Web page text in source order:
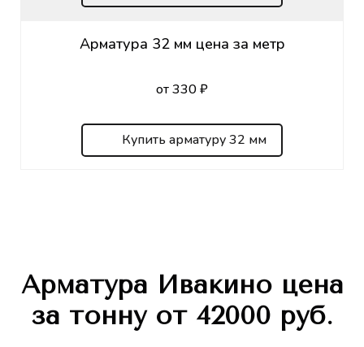
Арматура 32 мм цена за метр
от 330 ₽
Купить арматуру 32 мм
Арматура Ивакино цена
за тонну от 42000 руб.